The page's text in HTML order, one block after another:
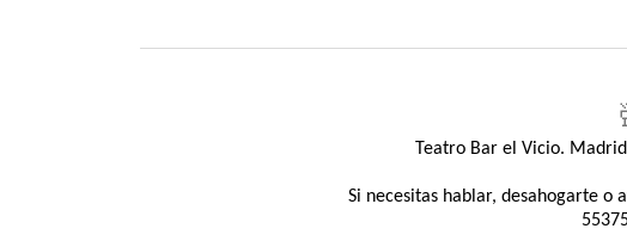
Teatro Bar el Vicio.
Si necesitas hablar, desahogarte o